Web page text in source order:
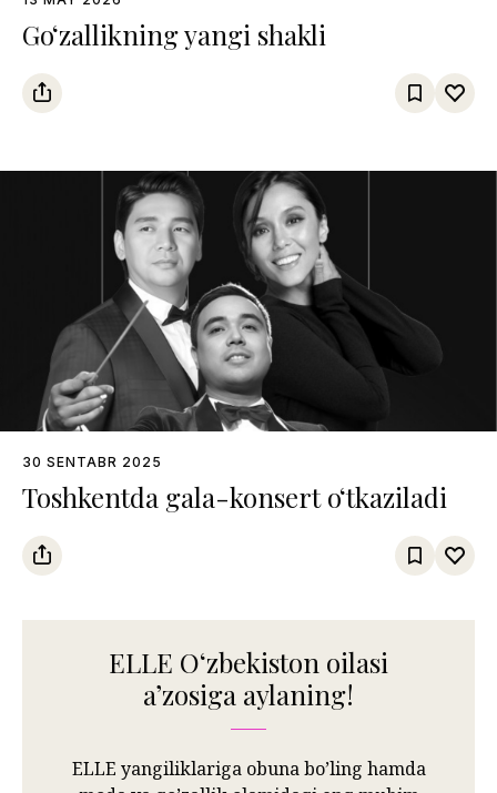
Go‘zallikning yangi shakli
30 SENTABR 2025
Toshkentda gala-konsert o‘tkaziladi
ELLE Oʻzbekiston oilasi
aʼzosiga aylaning!
ELLE yangiliklariga obuna bo’ling hamda